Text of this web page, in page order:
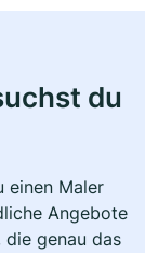
du
einen Maler
Angebote
genau das